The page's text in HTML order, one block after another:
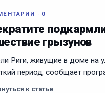
· 0
грызунов
Риги, живущие в доме на
период, сообщает
к статье